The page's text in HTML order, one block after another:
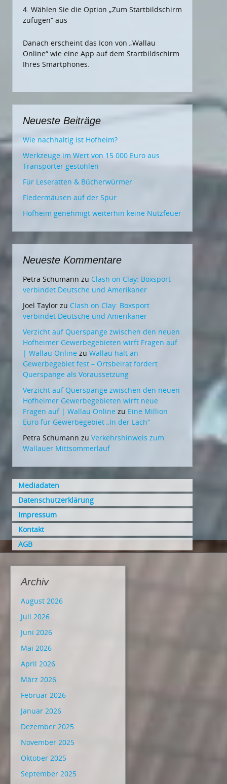
4. Wählen Sie die Option „Zum Startbildschirm
zufügen“ aus
Danach erscheint das Icon von „Wallau
Online“ wie eine App auf dem Startbildschirm
Ihres Smartphones.
Neueste Beiträge
Wie nachhaltig ist Hofheim?
Werkzeuge im Wert von 15.000 Euro aus
Transporter gestohlen
Für Leseratten & Bücherwürmer
Fledermäusen auf der Spur
Hofheim genehmigt weiterhin keine Nutzfeuer
Neueste Kommentare
Petra Schumann zu Clash on Clay: Boxsport
verbindet Deutsche und Amerikaner
Joel Taylor zu Clash on Clay: Boxsport
verbindet Deutsche und Amerikaner
Verzicht auf Querspange zwischen den neuen
Hofheimer Gewerbegebieten wirft Fragen auf
| Wallau Online zu Wallau hält an
Gewerbegebiet fest – Ortsbeirat fordert
Querspange als Voraussetzung
Verzicht auf Querspange zwischen den neuen
Hofheimer Gewerbegebieten wirft neue
Fragen auf | Wallau Online zu Eine Million
Euro für Gewerbegebiet „In der Lach“
Petra Schumann zu Verkehrshinweis zum
Wallauer Mittsommerlauf
Mediadaten
Datenschutzerklärung
Impressum
Kontakt
AGB
Archiv
August 2026
Juli 2026
Juni 2026
Mai 2026
April 2026
März 2026
Februar 2026
Januar 2026
Dezember 2025
November 2025
Oktober 2025
September 2025